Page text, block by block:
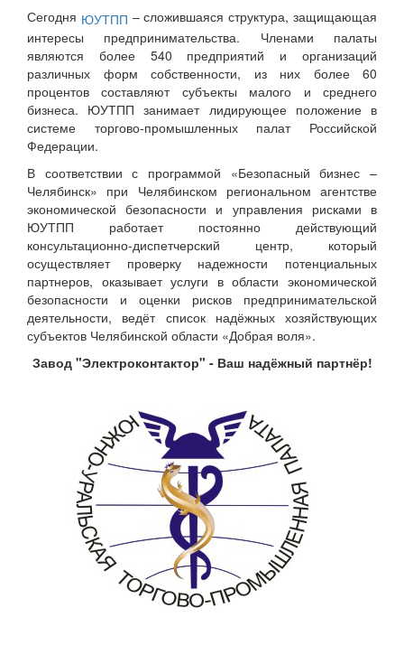
Сегодня ЮУТПП – сложившаяся структура, защищающая
интересы предпринимательства. Членами палаты
являются более 540 предприятий и организаций
различных форм собственности, из них более 60
процентов составляют субъекты малого и среднего
бизнеса. ЮУТПП занимает лидирующее положение в
системе торгово-промышленных палат Российской
Федерации.
В соответствии с программой «Безопасный бизнес –
Челябинск» при Челябинском региональном агентстве
экономической безопасности и управления рисками в
ЮУТПП работает постоянно действующий
консультационно-диспетчерский центр, который
осуществляет проверку надежности потенциальных
партнеров, оказывает услуги в области экономической
безопасности и оценки рисков предпринимательской
деятельности, ведёт список надёжных хозяйствующих
субъектов Челябинской области «Добрая воля».
Завод "Электроконтактор" - Ваш надёжный партнёр!